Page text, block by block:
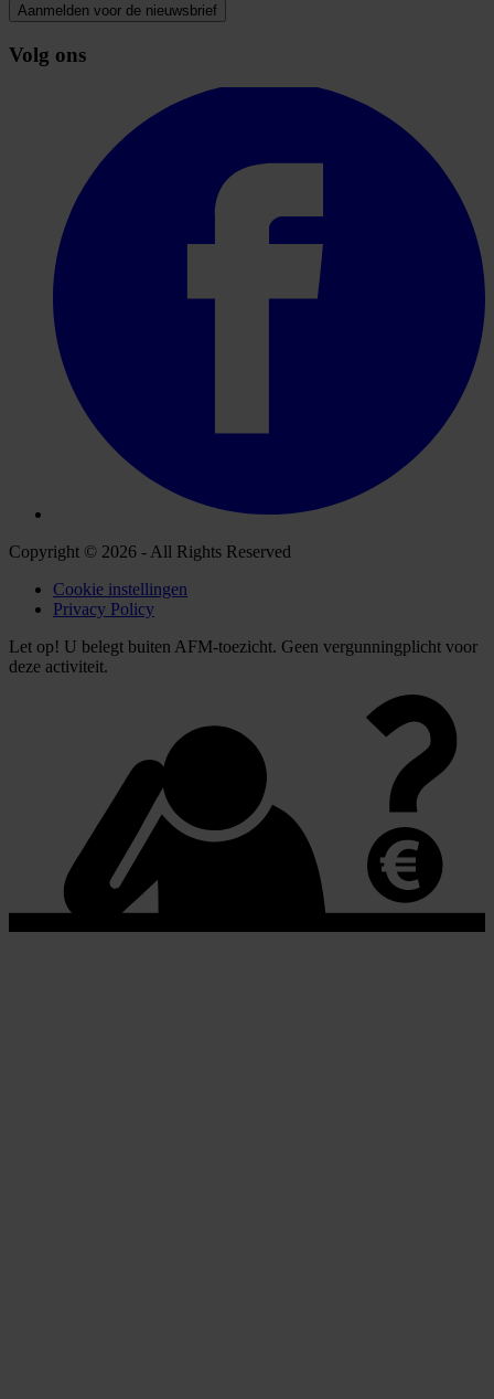
Aanmelden voor de nieuwsbrief
Volg ons
Copyright © 2026 - All Rights Reserved
Cookie instellingen
Privacy Policy
Let op! U belegt buiten AFM-toezicht. Geen vergunningplicht voor
deze activiteit.